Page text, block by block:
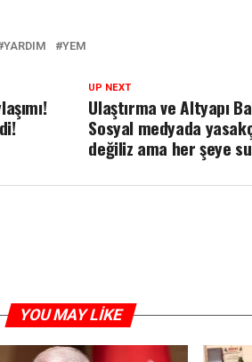
YARDIM YEM
UP NEXT
Ulaştırma ve Altyapı
Sosyal medyada
değiliz ama her şeye
YOU MAY LIKE